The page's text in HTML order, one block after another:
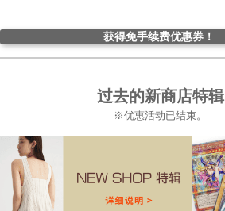
获得免手续费优惠券！
过去的新商店特辑
※优惠活动已结束。